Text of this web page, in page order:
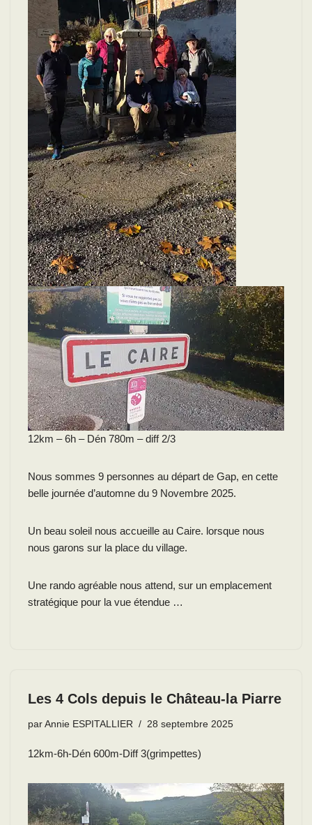
12km – 6h – Dén 780m – diff 2/3
Nous sommes 9 personnes au départ de Gap, en cette
belle journée d’automne du 9 Novembre 2025.
Un beau soleil nous accueille au Caire. lorsque nous
nous garons sur la place du village.
Une rando agréable nous attend, sur un emplacement
stratégique pour la vue étendue …
Les 4 Cols depuis le Château-la Piarre
par Annie ESPITALLIER 28 septembre 2025
12km-6h-Dén 600m-Diff 3(grimpettes)